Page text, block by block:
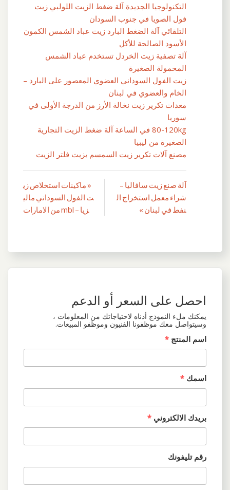
التكنولوجيا الجديدة آلة ضغط الزيت اللولبي زيت
فول الصويا في جنوب السودان
التلقائي آلة الضغط البارد زيت عباد الشمس الكمون
الأسود الصالحة للأكل
آلة تصفية زيت الخردل تستخدم عباد الشمس
المحمولة الصغيرة
زيت الفول السوداني العضوي المعصور على البارد –
الخام والعضوي في لبنان
معدات تكرير زيت نخالة الأرز من الدرجة الأولى في
سوريا
80-120kg في الساعة آلة ضغط الزيت التجارية
الصغيرة من ليبيا
مصنع آلات تكرير زيت السمسم بزيت فلتر الزيت
تصفّح
المقالات
« ماكينات استخلاص زي
ت الفول السوداني مالي
زيا – mbl من الامارات
آلة صنع زيت سافاليا –
شراء معمل استخراج ال
نفط في لبنان »
احصل على السعر أو الدعم
يمكنك ملء النموذج أدناه لاحتياجاتك من المعلومات ،
وسيتواصل معك موظفونا الفنيون وموظفو المبيعات.
اسم المنتج *
اسمك *
بريدك الالكتروني *
رقم تليفونك